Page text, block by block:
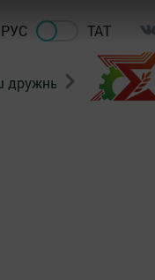
РУС ТАТ
дружный коллектив